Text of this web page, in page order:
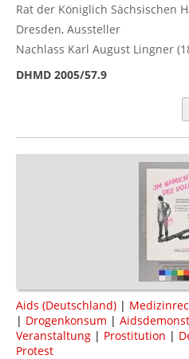
Rat der Königlich Sächsischen
Dresden, Aussteller
Nachlass Karl August Lingner
DHMD 2005/57.9
Aids (Deutschland) |
| Drogenkonsum |
Veranstaltung | Prostitution |
Protest